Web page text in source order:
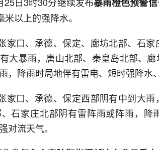
以上的强降水。
家口、承德、保定、廊坊北部、石
大暴雨，唐山北部、秦皇岛北部、
，降雨时局地伴有雷电、短时强降水
家口、承德、保定西部阴有中到大
石家庄北部阴有雷阵雨或阵雨，降
对流天气。